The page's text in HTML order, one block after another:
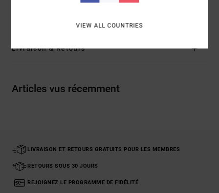
Livraison & Retours
Articles vus récemment
LIVRAISON ET RETOURS GRATUITS POUR LES MEMBRES
RETOURS SOUS 30 JOURS
REJOIGNEZ LE PROGRAMME DE FIDÉLITÉ
VIEW ALL COUNTRIES